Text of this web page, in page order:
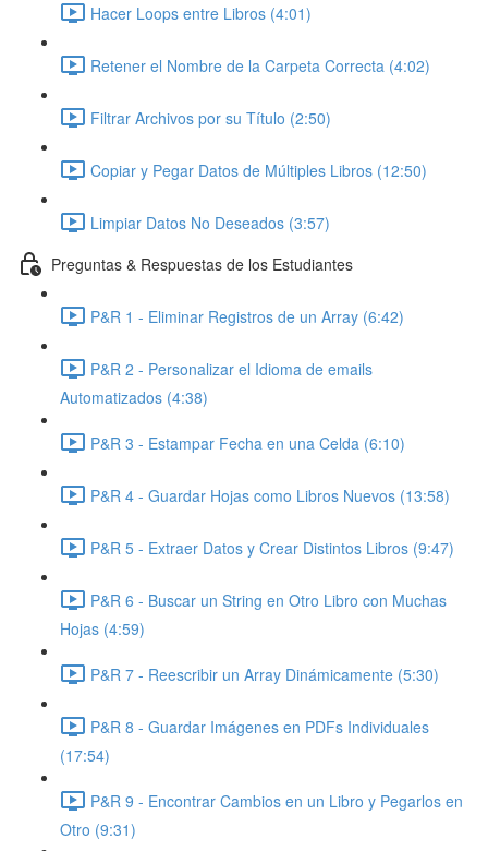
Hacer Loops entre Libros (4:01)
Retener el Nombre de la Carpeta Correcta (4:02)
Filtrar Archivos por su Título (2:50)
Copiar y Pegar Datos de Múltiples Libros (12:50)
Limpiar Datos No Deseados (3:57)
Preguntas & Respuestas de los Estudiantes
P&R 1 - Eliminar Registros de un Array (6:42)
P&R 2 - Personalizar el Idioma de emails
Automatizados (4:38)
P&R 3 - Estampar Fecha en una Celda (6:10)
P&R 4 - Guardar Hojas como Libros Nuevos (13:58)
P&R 5 - Extraer Datos y Crear Distintos Libros (9:47)
P&R 6 - Buscar un String en Otro Libro con Muchas
Hojas (4:59)
P&R 7 - Reescribir un Array Dinámicamente (5:30)
P&R 8 - Guardar Imágenes en PDFs Individuales
(17:54)
P&R 9 - Encontrar Cambios en un Libro y Pegarlos en
Otro (9:31)